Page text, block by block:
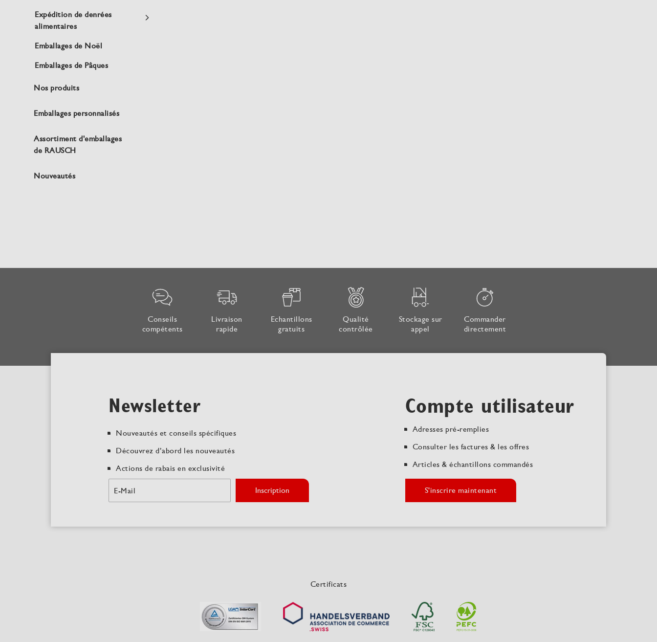
Nos produits
Expédition de denrées
alimentaires
Emballages de Noël
Emballages de Pâques
Emballages personnalisés
Assortiment d'emballages
de RAUSCH
Nouveautés
Conseils
compétents
Livraison
rapide
Echantillons
gratuits
Qualité
contrôlée
Stockage sur
appel
Commander
directement
Newsletter
Nouveautés et conseils spécifiques
Découvrez d’abord les nouveautés
Actions de rabais en exclusivité
E-Mail Inscription
Compte utilisateur
Adresses pré-remplies
Consulter les factures & les offres
Articles & échantillons commandés
S'inscrire maintenant
Certificats